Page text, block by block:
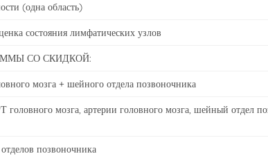
(одна область)
состояния лимфатических узлов
СО СКИДКОЙ:
мозга + шейного отдела позвоночника
мозга, артерии головного мозга, шейный отдел
позвоночника